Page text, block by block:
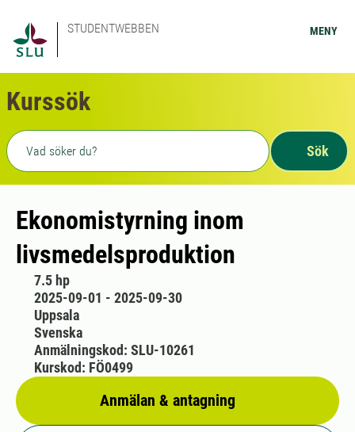
STUDENTWEBBEN MENY
Kurssök
Fritext sökning
Sök
Ekonomistyrning inom
livsmedelsproduktion
7.5 hp
2025-09-01 - 2025-09-30
Uppsala
Svenska
Anmälan & antagning
Anmälningskod: SLU-10261
Kurskod: FÖ0499